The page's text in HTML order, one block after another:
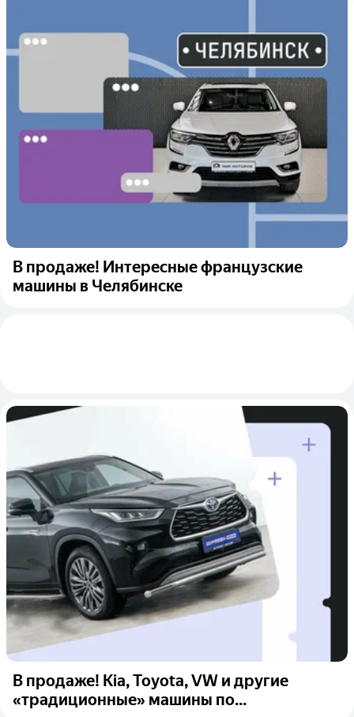
В продаже! Интересные французские
машины в Челябинске
В продаже! Kia, Toyota, VW и другие
«традиционные» машины по...